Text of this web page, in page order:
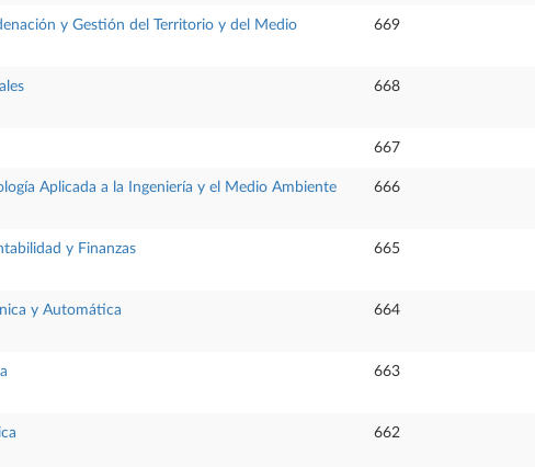
y Gestión del Territorio y del Medio
669
668
667
Aplicada a la Ingeniería y el Medio Ambiente 666
y Finanzas 665
y Automática 664
663
662